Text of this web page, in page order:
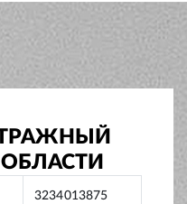
3234013875